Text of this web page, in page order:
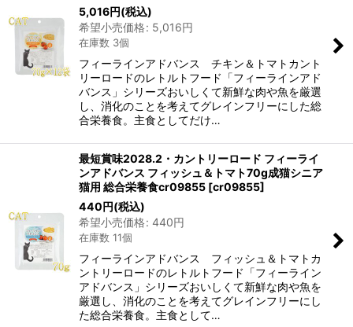
5,016円(税込)
希望小売価格: 5,016円
在庫数 3個
フィーラインアドバンス チキン＆トマトカント
リーロードのレトルトフード「フィーラインアド
バンス」シリーズおいしくて新鮮な肉や魚を厳選
し、消化のことを考えてグレインフリーにした総
合栄養食。主食としてだけ…
最短賞味2028.2・カントリーロード フィーライ
ンアドバンス フィッシュ＆トマト70g成猫シニア
猫用 総合栄養食cr09855 [cr09855]
440円(税込)
希望小売価格: 440円
在庫数 11個
フィーラインアドバンス フィッシュ＆トマトカ
ントリーロードのレトルトフード「フィーライン
アドバンス」シリーズおいしくて新鮮な肉や魚を
厳選し、消化のことを考えてグレインフリーにし
た総合栄養食。主食として…